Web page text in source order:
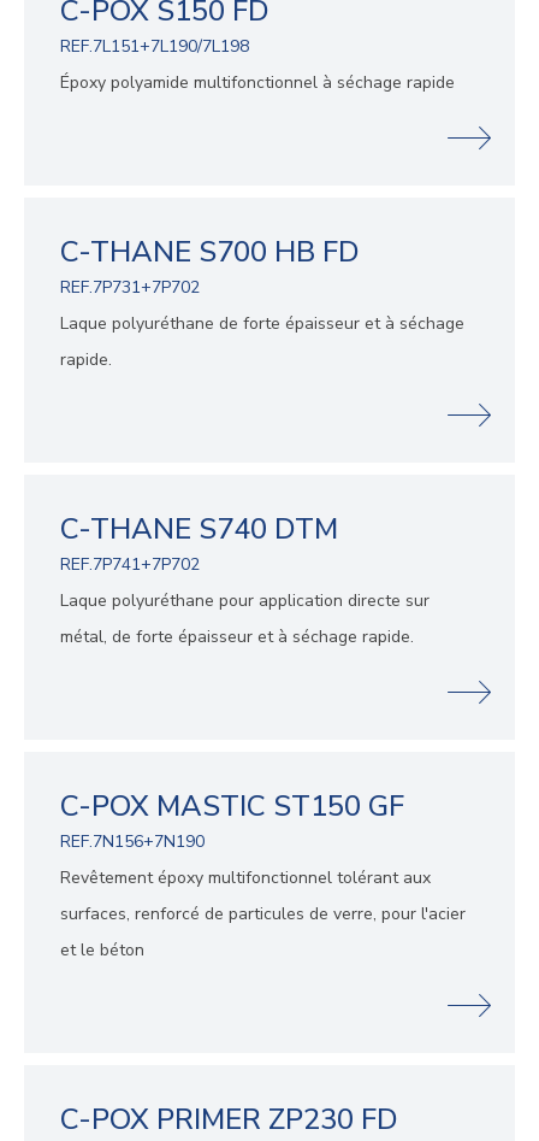
C-POX S150 FD
REF.7L151+7L190/7L198
Époxy polyamide multifonctionnel à séchage rapide
C-THANE S700 HB FD
REF.7P731+7P702
Laque polyuréthane de forte épaisseur et à séchage
rapide.
C-THANE S740 DTM
REF.7P741+7P702
Laque polyuréthane pour application directe sur
métal, de forte épaisseur et à séchage rapide.
C-POX MASTIC ST150 GF
REF.7N156+7N190
Revêtement époxy multifonctionnel tolérant aux
surfaces, renforcé de particules de verre, pour l'acier
et le béton
C-POX PRIMER ZP230 FD